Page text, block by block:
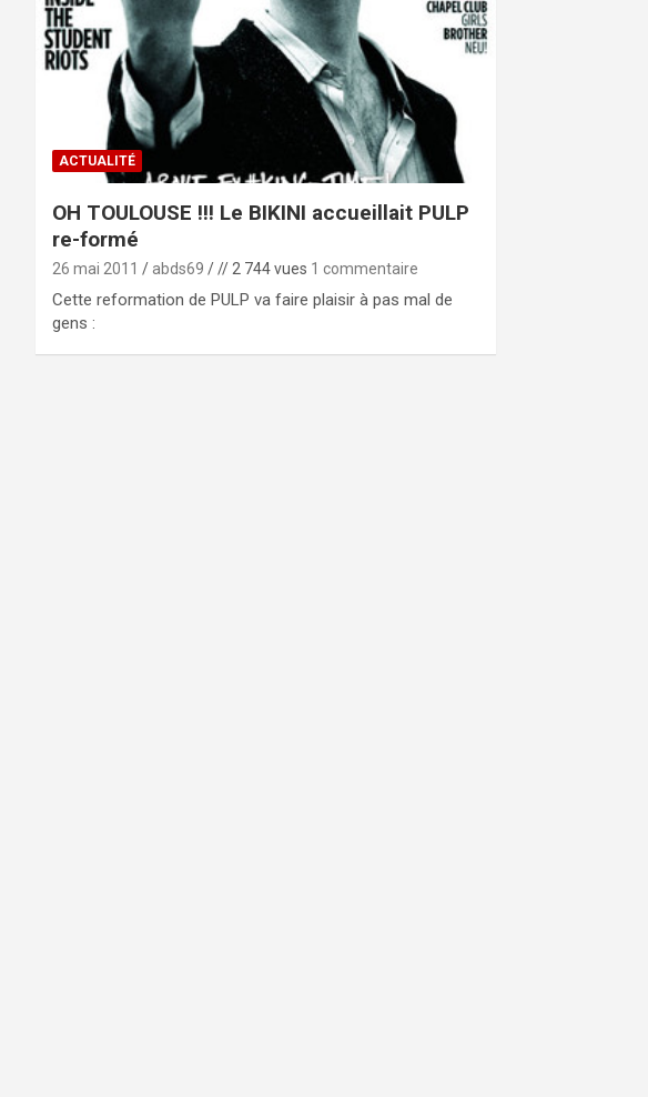
ACTUALITÉ
OH TOULOUSE !!! Le BIKINI accueillait PULP
re-formé
26 mai 2011 abds69 // 2 744 vues 1 commentaire
Cette reformation de PULP va faire plaisir à pas mal de
gens :